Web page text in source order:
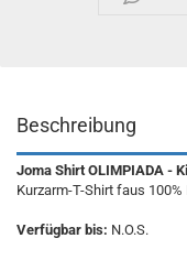
Beschreibung
Joma Shirt OLIMPIADA -
Kurzarm-T-Shirt faus
Verfügbar bis: N.O.S.